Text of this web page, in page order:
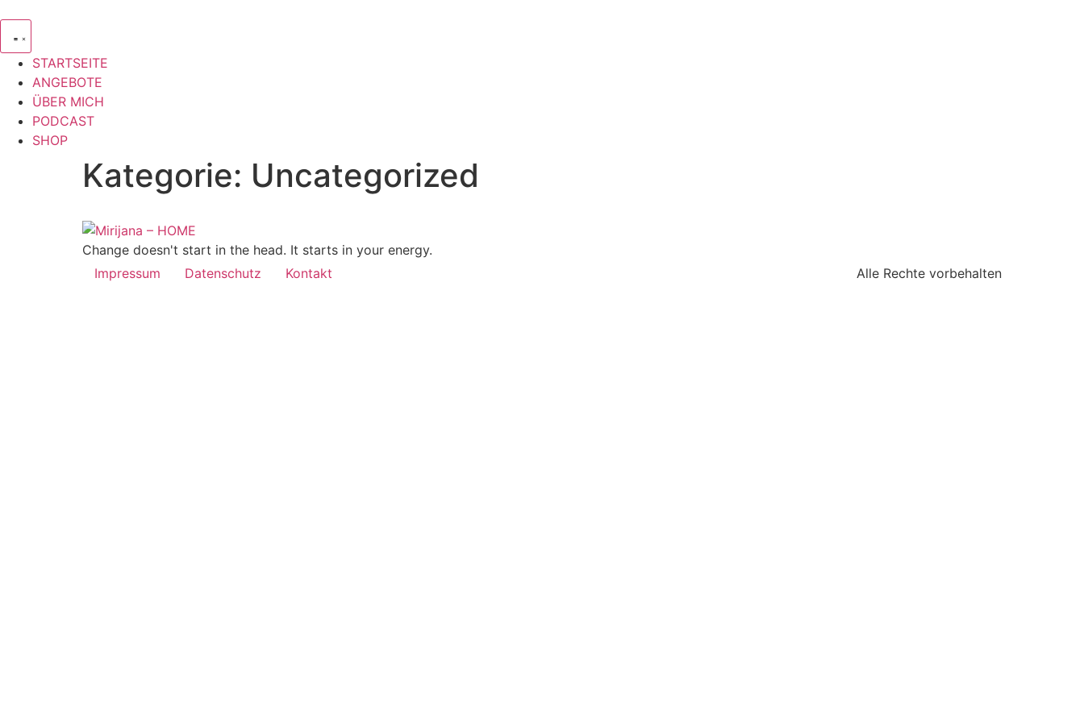
springen
STARTSEITE
ANGEBOTE
ÜBER MICH
PODCAST
SHOP
Kategorie: Uncategorized
Change doesn't start in the head. It starts in your energy.
Impressum
Datenschutz Kontakt Alle Rechte vorbehalten